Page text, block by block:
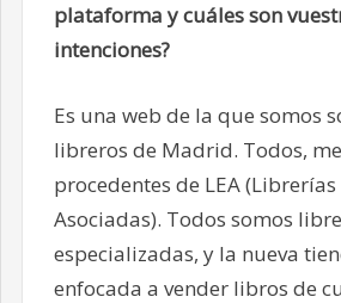
plataforma y cuáles son
intenciones?
Es una web de la que somos
libreros de Madrid. Todos,
procedentes de LEA
Asociadas). Todos somos
especializadas, y la nueva
enfocada a vender libros de